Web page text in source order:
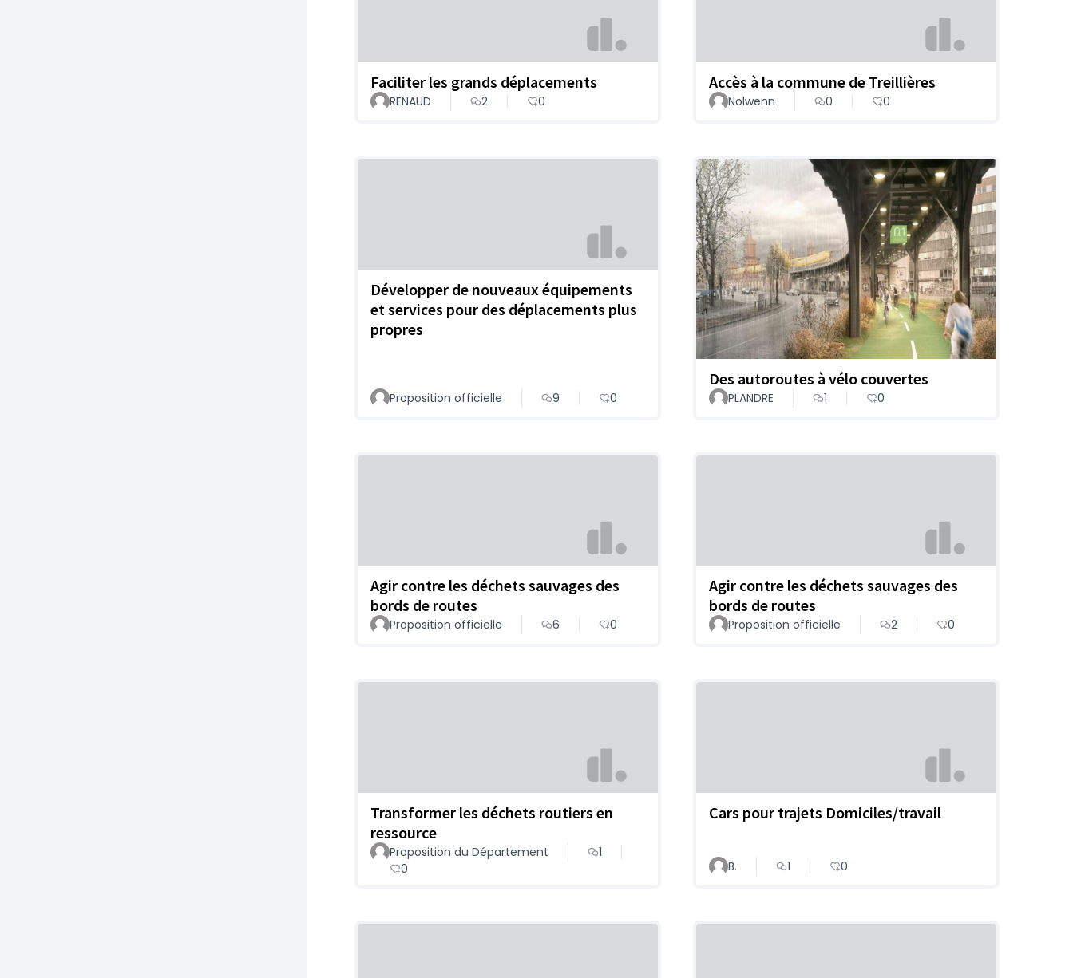
Faciliter les grands déplacements
RENAUD 2 0
Accès à la commune de Treillières
Nolwenn 0 0
Développer de nouveaux équipements
et services pour des déplacements plus
propres
Proposition officielle 9 0
Des autoroutes à vélo couvertes
PLANDRE 1 0
Agir contre les déchets sauvages des
bords de routes
Proposition officielle 6 0
Agir contre les déchets sauvages des
bords de routes
Proposition officielle 2 0
Transformer les déchets routiers en
ressource
Proposition du Département
1
0
Cars pour trajets Domiciles/travail
B. 1 0